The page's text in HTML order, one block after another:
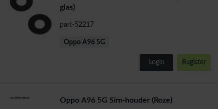
glas)
part-52217
Oppo A96 5G
Login Register
Oppo A96 5G Sim-houder (Roze)